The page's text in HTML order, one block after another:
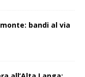
bandi al via